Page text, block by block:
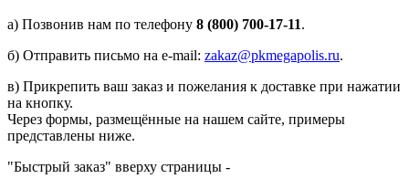
а) Позвонив нам по телефону 8 (800) 700-17-11.
б) Отправить письмо на e-mail: zakaz@pkmegapolis.ru.
в) Прикрепить ваш заказ и пожелания к доставке при нажатии
на кнопку.
Через формы, размещённые на нашем сайте, примеры
представлены ниже.
"Быстрый заказ" вверху страницы -